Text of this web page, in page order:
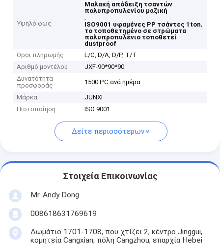
Υψηλό φως
Μαλακή απόδειξη τσαντών
πολυπροπυλενίου μαζική
,
ISO9001 υφαμένες PP τσάντες 1ton,
το τοποθετημένο σε στρώματα
πολυπροπυλένιο τοποθετεί
dustproof
Όροι πληρωμής
L/C, D/A, D/P, T/T
Αριθμό μοντέλου
JXF-90*90*90
Δυνατότητα
προσφοράς
1500 PC ανά ημέρα
Μάρκα
JUNXI
Πιστοποίηση
ISO 9001
Δείτε περισσότερων
Στοιχεία Επικοινωνίας
Mr. Andy Dong
008618631769619
Δωμάτιο 1701-1708, που χτίζει 2, κέντρο Jinggui,
κομητεία Cangxian, πόλη Cangzhou, επαρχία Hebei